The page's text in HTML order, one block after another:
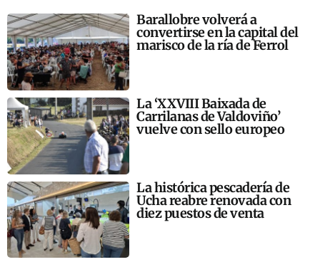
Barallobre volverá a
convertirse en la capital del
marisco de la ría de Ferrol
La ‘XXVIII Baixada de
Carrilanas de Valdoviño’
vuelve con sello europeo
La histórica pescadería de
Ucha reabre renovada con
diez puestos de venta